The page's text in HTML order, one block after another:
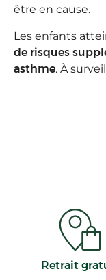
être en cause.
Les enfants
de risques
asthme. À
Retrait